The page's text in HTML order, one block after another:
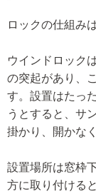
ロックの仕組み
ウインドロック
の突起があり、
す。設置はたっ
うとすると、サ
掛かり、開かな
設置場所は窓枠
方に取り付ける